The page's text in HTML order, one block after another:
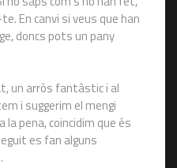
En canvi si veus que han
doncs pots un pany
un arròs fantàstic i al
i suggerim el mengi
la pena, coincidim que és
es fan alguns